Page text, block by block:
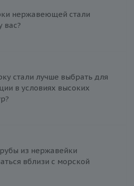
нержавеющей стали
вас?
стали лучше выбрать для
в условиях высоких
из нержавейки
вблизи с морской